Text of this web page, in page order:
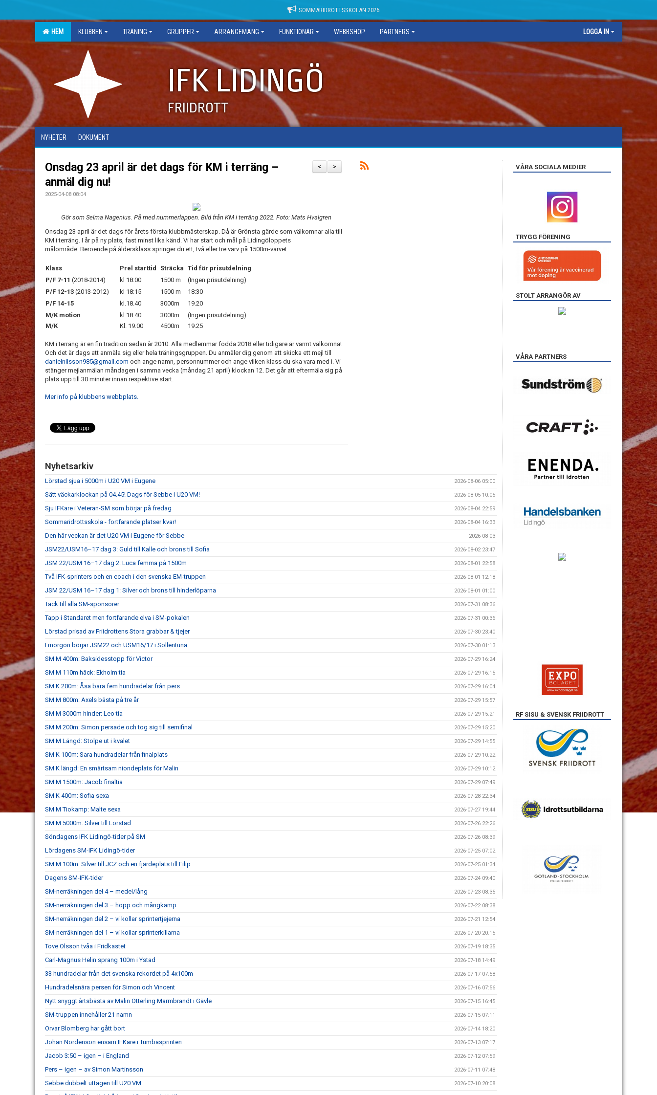
SOMMARIDROTTSSKOLAN 2026
HEM KLUBBEN TRÄNING GRUPPER ARRANGEMANG FUNKTIONÄR WEBBSHOP PARTNERS LOGGA IN
IFK LIDINGÖ
FRIIDROTT
NYHETER DOKUMENT
>
<
Onsdag 23 april är det dags för KM i terräng –
anmäl dig nu!
2025-04-08 08:04
Gör som Selma Nagenius. På med nummerlappen. Bild från KM i terräng 2022. Foto: Mats Hvalgren
Onsdag 23 april är det dags för årets första klubbmästerskap. Då är Grönsta gärde som välkomnar alla till
KM i terräng. I år på ny plats, fast minst lika känd. Vi har start och mål på Lidingöloppets
målområde. Beroende på åldersklass springer du ett, två eller tre varv på 1500m-varvet.
Klass Prel starttid Sträcka Tid för prisutdelning
P/F 7-11 (2018-2014) kl 18:00 1500 m
(Ingen prisutdelning)
P/F 12-13 (2013-2012) kl 18:15 1500 m
18:30
P/F 14-15
kl.18.40 3000m
19.20
M/K motion
kl.18.40 3000m
(Ingen prisutdelning)
M/K
Kl. 19.00 4500m 19.25
KM i terräng är en fin tradition sedan år 2010. Alla medlemmar födda 2018 eller tidigare är varmt välkomna!
Och det är dags att anmäla sig eller hela träningsgruppen. Du anmäler dig genom att skicka ett mejl till
danielnilsson985@gmail.com och ange namn, personnummer och ange vilken klass du ska vara med i. Vi
stänger mejlanmälan måndagen i samma vecka (måndag 21 april) klockan 12. Det går att eftermäla sig på
plats upp till 30 minuter innan respektive start.
Mer info på klubbens webbplats.
Nyhetsarkiv
Lörstad sjua i 5000m i U20 VM i Eugene 2026-08-06 05:00
Sätt väckarklockan på 04.45! Dags för Sebbe i U20 VM! 2026-08-05 10:05
Sju IFKare i Veteran-SM som börjar på fredag 2026-08-04 22:59
Sommaridrottsskola - fortfarande platser kvar! 2026-08-04 16:33
Den här veckan är det U20 VM i Eugene för Sebbe 2026-08-03
JSM22/USM16–17 dag 3: Guld till Kalle och brons till Sofia 2026-08-02 23:47
JSM 22/USM 16–17 dag 2: Luca femma på 1500m 2026-08-01 22:58
Två IFK-sprinters och en coach i den svenska EM-truppen 2026-08-01 12:18
JSM 22/USM 16–17 dag 1: Silver och brons till hinderlöparna 2026-08-01 01:00
Tack till alla SM-sponsorer 2026-07-31 08:36
Tapp i Standaret men fortfarande elva i SM-pokalen 2026-07-31 00:36
Lörstad prisad av Friidrottens Stora grabbar & tjejer 2026-07-30 23:40
I morgon börjar JSM22 och USM16/17 i Sollentuna 2026-07-30 01:13
SM M 400m: Baksidesstopp för Victor 2026-07-29 16:24
SM M 110m häck: Ekholm tia 2026-07-29 16:15
SM K 200m: Åsa bara fem hundradelar från pers 2026-07-29 16:04
SM M 800m: Axels bästa på tre år 2026-07-29 15:57
SM M 3000m hinder: Leo tia 2026-07-29 15:21
SM M 200m: Simon persade och tog sig till semifinal 2026-07-29 15:20
SM M Längd: Stolpe ut i kvalet 2026-07-29 14:55
SM K 100m: Sara hundradelar från finalplats 2026-07-29 10:22
SM K längd: En smärtsam niondeplats för Malin 2026-07-29 10:12
SM M 1500m: Jacob finaltia 2026-07-29 07:49
SM K 400m: Sofia sexa 2026-07-28 22:34
SM M Tiokamp: Malte sexa 2026-07-27 19:44
SM M 5000m: Silver till Lörstad 2026-07-26 22:26
Söndagens IFK Lidingö-tider på SM 2026-07-26 08:39
Lördagens SM-IFK Lidingö-tider 2026-07-25 07:02
SM M 100m: Silver till JCZ och en fjärdeplats till Filip 2026-07-25 01:34
Dagens SM-IFK-tider 2026-07-24 09:40
SM-nerräkningen del 4 – medel/lång 2026-07-23 08:35
SM-nerräkningen del 3 – hopp och mångkamp 2026-07-22 08:38
SM-nerräkningen del 2 – vi kollar sprintertjejerna 2026-07-21 12:54
SM-nerräkningen del 1 – vi kollar sprinterkillarna 2026-07-20 20:15
Tove Olsson tvåa i Fridkastet 2026-07-19 18:35
Carl-Magnus Helin sprang 100m i Ystad 2026-07-18 14:49
33 hundradelar från det svenska rekordet på 4x100m 2026-07-17 07:58
Hundradelsnära persen för Simon och Vincent 2026-07-16 07:56
Nytt snyggt årtsbästa av Malin Otterling Marmbrandt i Gävle 2026-07-15 16:45
SM-truppen innehåller 21 namn 2026-07-15 07:11
Orvar Blomberg har gått bort 2026-07-14 18:20
Johan Nordenson ensam IFKare i Tumbasprinten 2026-07-13 07:17
Jacob 3:50 – igen – i England 2026-07-12 07:59
Pers – igen – av Simon Martinsson 2026-07-11 07:48
Sebbe dubbelt uttagen till U20 VM 2026-07-10 20:08
VÅRA SOCIALA MEDIER
TRYGG FÖRENING
STOLT ARRANGÖR AV
VÅRA PARTNERS
RF SISU & SVENSK FRIIDROTT